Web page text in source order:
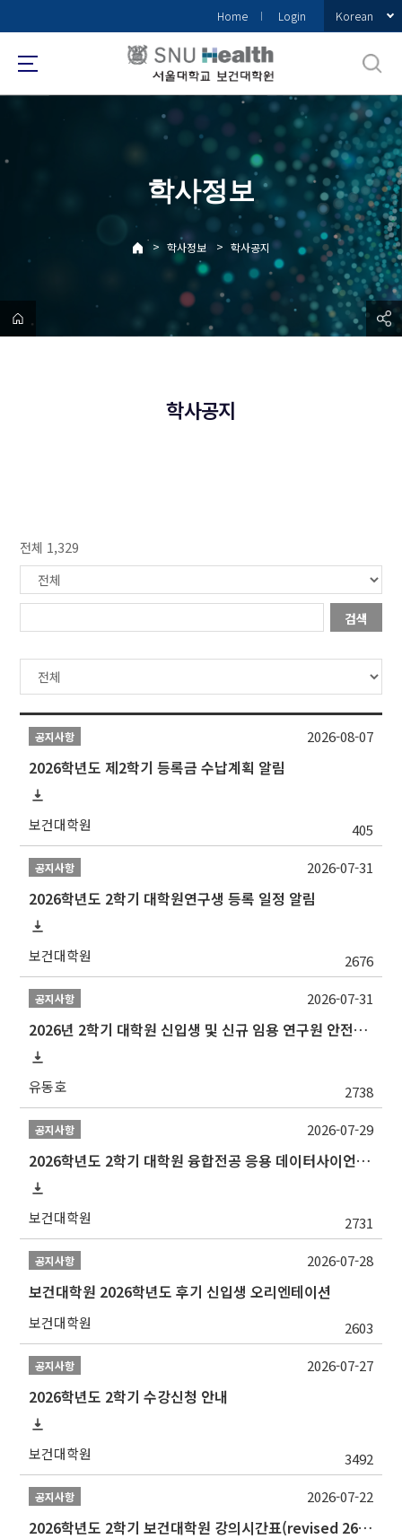
로
메
Home Login Korean
학사정보
> 학사정보 > 학사공지
학사공지
전체 1,329
검색
공지사항
2026학년도 제2학기 등록금 수납계획 알림
보건대학원 405
2026-08-07
공지사항
2026학년도 2학기 대학원연구생 등록 일정 알림
보건대학원 2676
2026-07-31
공지사항
2026년 2학기 대학원 신입생 및 신규 임용 연구원 안전환경교육(신규교육) 실시 안내
유동호 2738
2026-07-31
공지사항
2026학년도 2학기 대학원 융합전공 응용 데이터사이언스 선발 계획 알림
보건대학원 2731
2026-07-29
공지사항
보건대학원 2026학년도 후기 신입생 오리엔테이션
보건대학원 2603
2026-07-28
공지사항
2026학년도 2학기 수강신청 안내
보건대학원 3492
2026-07-27
공지사항
2026학년도 2학기 보건대학원 강의시간표(revised 260803)(2026 2nd SEMESTER SNU GSPH TIMETABLE)
2026-07-22